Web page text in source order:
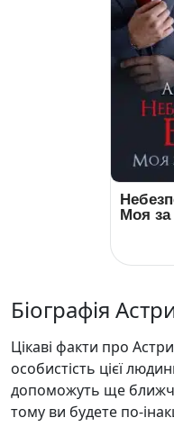
Моя
Біографія
Цікаві факти про
особистість цієї
допоможуть ще
тому ви будете по-